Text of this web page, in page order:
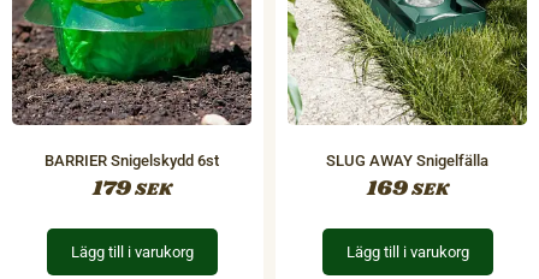
BARRIER Snigelskydd 6st
179SEK
Lägg till i varukorg
SLUG AWAY Snigelfälla
169SEK
Lägg till i varukorg